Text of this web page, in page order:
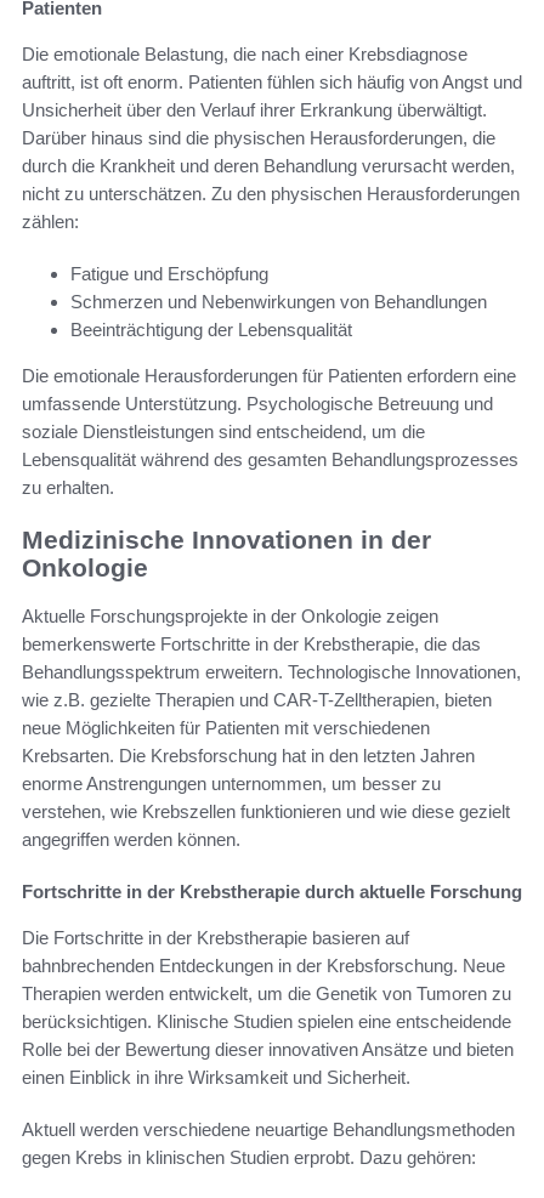
Patienten
Die emotionale Belastung, die nach einer Krebsdiagnose
auftritt, ist oft enorm. Patienten fühlen sich häufig von Angst und
Unsicherheit über den Verlauf ihrer Erkrankung überwältigt.
Darüber hinaus sind die physischen Herausforderungen, die
durch die Krankheit und deren Behandlung verursacht werden,
nicht zu unterschätzen. Zu den physischen Herausforderungen
zählen:
Fatigue und Erschöpfung
Schmerzen und Nebenwirkungen von Behandlungen
Beeinträchtigung der Lebensqualität
Die emotionale Herausforderungen für Patienten erfordern eine
umfassende Unterstützung. Psychologische Betreuung und
soziale Dienstleistungen sind entscheidend, um die
Lebensqualität während des gesamten Behandlungsprozesses
zu erhalten.
Medizinische Innovationen in der
Onkologie
Aktuelle Forschungsprojekte in der Onkologie zeigen
bemerkenswerte Fortschritte in der Krebstherapie, die das
Behandlungsspektrum erweitern. Technologische Innovationen,
wie z.B. gezielte Therapien und CAR-T-Zelltherapien, bieten
neue Möglichkeiten für Patienten mit verschiedenen
Krebsarten. Die Krebsforschung hat in den letzten Jahren
enorme Anstrengungen unternommen, um besser zu
verstehen, wie Krebszellen funktionieren und wie diese gezielt
angegriffen werden können.
Fortschritte in der Krebstherapie durch aktuelle Forschung
Die Fortschritte in der Krebstherapie basieren auf
bahnbrechenden Entdeckungen in der Krebsforschung. Neue
Therapien werden entwickelt, um die Genetik von Tumoren zu
berücksichtigen. Klinische Studien spielen eine entscheidende
Rolle bei der Bewertung dieser innovativen Ansätze und bieten
einen Einblick in ihre Wirksamkeit und Sicherheit.
Aktuell werden verschiedene neuartige Behandlungsmethoden
gegen Krebs in klinischen Studien erprobt. Dazu gehören: